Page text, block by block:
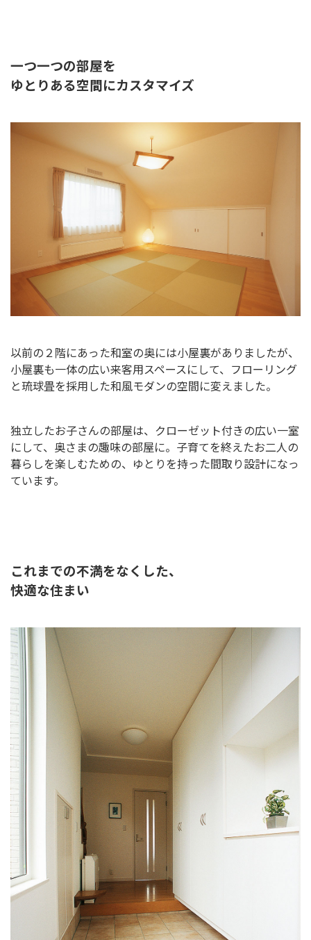
一つ一つの部屋を
ゆとりある空間にカスタマイズ
以前の２階にあった和室の奥には小屋裏がありましたが、
小屋裏も一体の広い来客用スペースにして、フローリング
と琉球畳を採用した和風モダンの空間に変えました。
独立したお子さんの部屋は、クローゼット付きの広い一室
にして、奥さまの趣味の部屋に。子育てを終えたお二人の
暮らしを楽しむための、ゆとりを持った間取り設計になっ
ています。
これまでの不満をなくした、
快適な住まい